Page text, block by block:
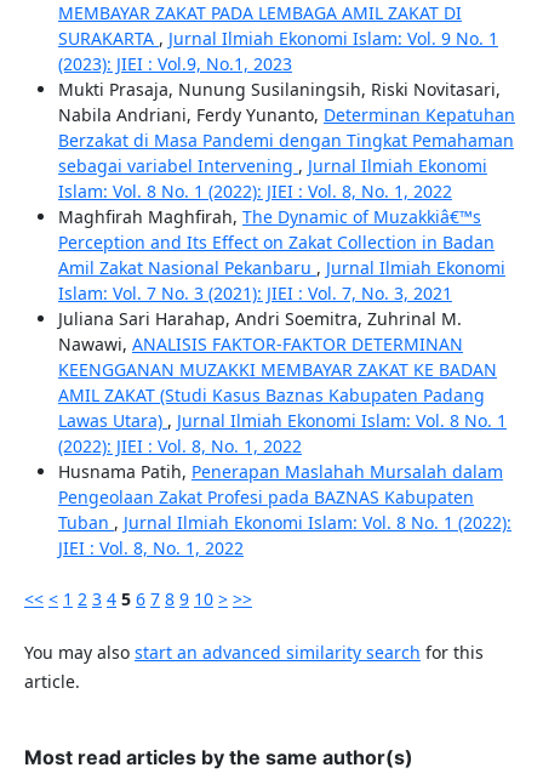
MEMBAYAR ZAKAT PADA LEMBAGA AMIL ZAKAT DI
SURAKARTA , Jurnal Ilmiah Ekonomi Islam: Vol. 9 No. 1
(2023): JIEI : Vol.9, No.1, 2023
Mukti Prasaja, Nunung Susilaningsih, Riski Novitasari,
Nabila Andriani, Ferdy Yunanto, Determinan Kepatuhan
Berzakat di Masa Pandemi dengan Tingkat Pemahaman
sebagai variabel Intervening , Jurnal Ilmiah Ekonomi
Islam: Vol. 8 No. 1 (2022): JIEI : Vol. 8, No. 1, 2022
Maghfirah Maghfirah, The Dynamic of Muzakkiâ€™s
Perception and Its Effect on Zakat Collection in Badan
Amil Zakat Nasional Pekanbaru , Jurnal Ilmiah Ekonomi
Islam: Vol. 7 No. 3 (2021): JIEI : Vol. 7, No. 3, 2021
Juliana Sari Harahap, Andri Soemitra, Zuhrinal M.
Nawawi, ANALISIS FAKTOR-FAKTOR DETERMINAN
KEENGGANAN MUZAKKI MEMBAYAR ZAKAT KE BADAN
AMIL ZAKAT (Studi Kasus Baznas Kabupaten Padang
Lawas Utara) , Jurnal Ilmiah Ekonomi Islam: Vol. 8 No. 1
(2022): JIEI : Vol. 8, No. 1, 2022
Husnama Patih, Penerapan Maslahah Mursalah dalam
Pengeolaan Zakat Profesi pada BAZNAS Kabupaten
Tuban , Jurnal Ilmiah Ekonomi Islam: Vol. 8 No. 1 (2022):
JIEI : Vol. 8, No. 1, 2022
<< < 1 2 3 4 5 6 7 8 9 10 > >>
You may also start an advanced similarity search for this
article.
Most read articles by the same author(s)